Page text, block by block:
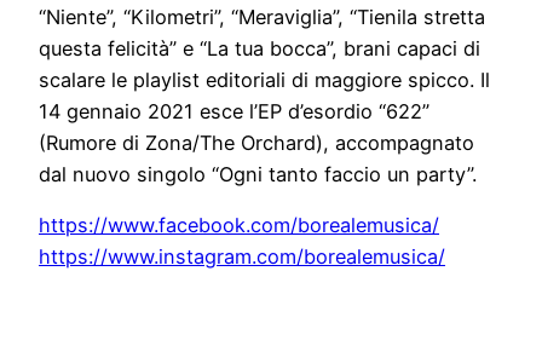
“Niente”, “Kilometri”, “Meraviglia”, “Tienila stretta
questa felicità” e “La tua bocca”, brani capaci di
scalare le playlist editoriali di maggiore spicco. Il
14 gennaio 2021 esce l’EP d’esordio “622”
(Rumore di Zona/The Orchard), accompagnato
dal nuovo singolo “Ogni tanto faccio un party”.
https://www.facebook.com/borealemusica/
https://www.instagram.com/borealemusica/